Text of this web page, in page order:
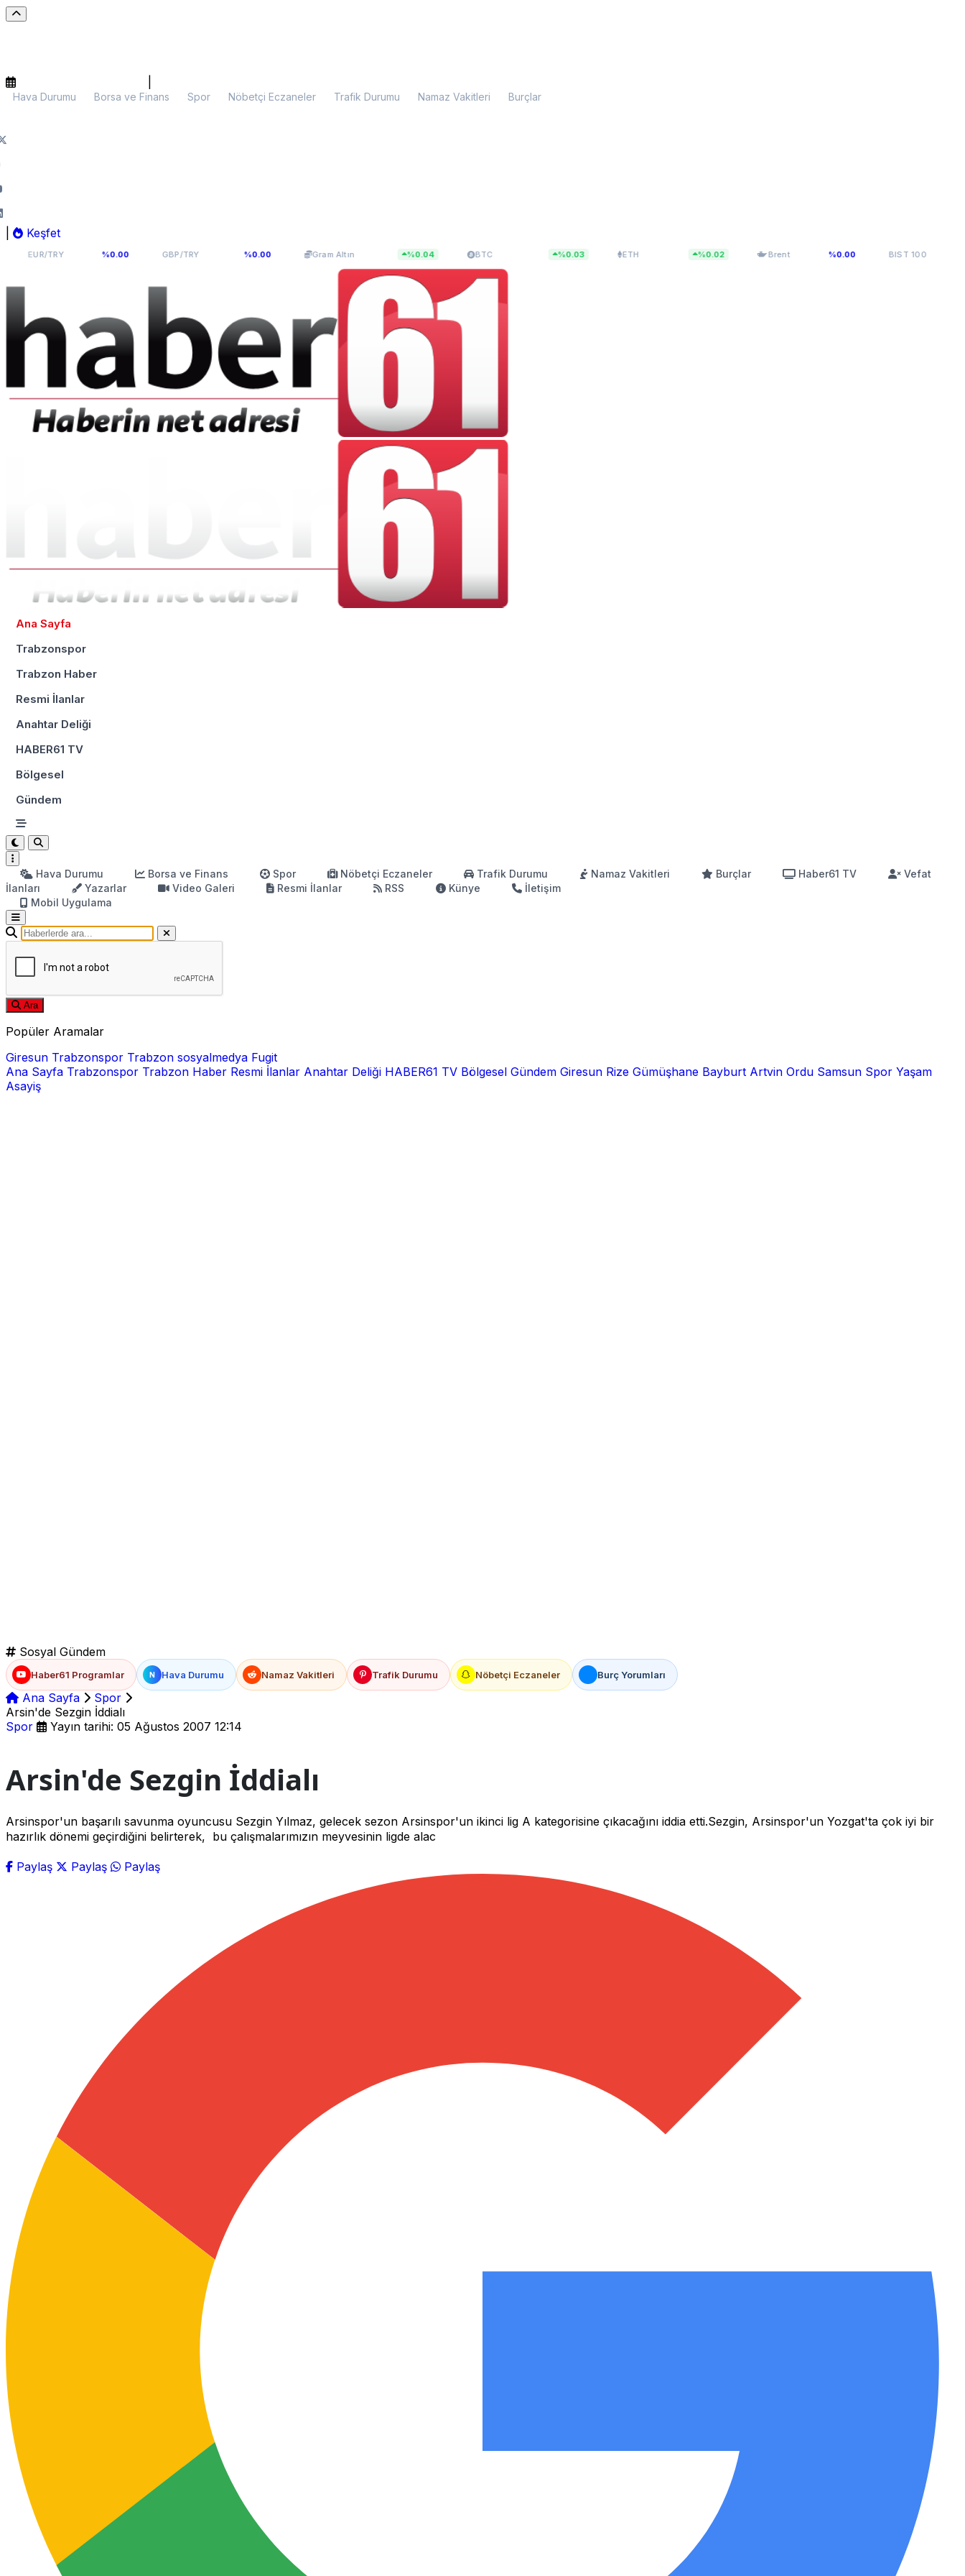
Hava Durumu Borsa ve Finans Spor Nöbetçi Eczaneler Trafik Durumu Namaz Vakitleri Burçlar
Keşfet
54,976 %0.00 GBP/TRY 64,0893 Gram Altın5.974,49 $64.302,54 ETH $1.900,06 $83,43 %0.00 BIST 100 13.798,80
Ana Sayfa
Trabzonspor
Trabzon Haber
Resmi İlanlar
Anahtar Deliği
HABER61 TV
Bölgesel
Gündem
Hava Durumu Borsa ve Finans Spor Nöbetçi Eczaneler Trafik Durumu Namaz Vakitleri Burçlar Haber61 TV
Vefat
İlanları
Yazarlar Video Galeri Resmi İlanlar RSS Künye
İletişim
Mobil Uygulama
Ara
Popüler Aramalar
Giresun Trabzonspor Trabzon sosyalmedya Fugit
Ana Sayfa Trabzonspor Trabzon Haber Resmi İlanlar Anahtar Deliği HABER61 TV Bölgesel Gündem Giresun Rize Gümüşhane Bayburt Artvin Ordu Samsun Spor Yaşam
Asayiş
Sosyal Gündem
Haber61 Programlar N Hava Durumu Namaz Vakitleri Trafik Durumu Nöbetçi Eczaneler Burç Yorumları
Ana Sayfa
Spor
Arsin'de Sezgin İddialı
Spor
Yayın tarihi: 05 Ağustos 2007 12:14
Arsin'de Sezgin İddialı
Arsinspor'un başarılı savunma oyuncusu Sezgin Yılmaz, gelecek sezon Arsinspor'un ikinci lig A kategorisine çıkacağını iddia etti.Sezgin, Arsinspor'un Yozgat'ta çok iyi bir
hazırlık dönemi geçirdiğini belirterek,  bu çalışmalarımızın meyvesinin ligde alac
Paylaş Paylaş Paylaş